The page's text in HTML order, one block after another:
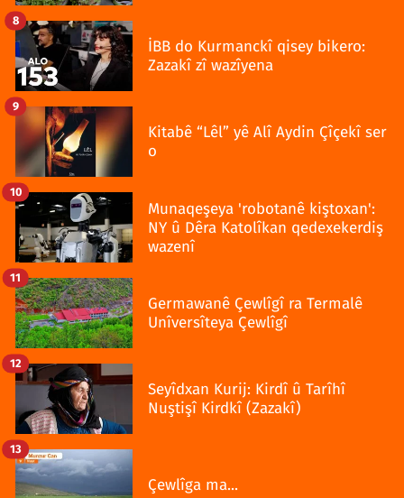
İBB do Kurmanckî qisey bikero:
Zazakî zî wazîyena
8
Kitabê “Lêl” yê Alî Aydin Çîçekî ser
o
9
Munaqeşeya 'robotanê kiştoxan':
NY û Dêra Katolîkan qedexekerdiş
wazenî
10
Germawanê Çewlîgî ra Termalê
Unîversîteya Çewlîgî
11
Seyîdxan Kurij: Kirdî û Tarîhî
Nuştişî Kirdkî (Zazakî)
12
Çewlîga ma...
13